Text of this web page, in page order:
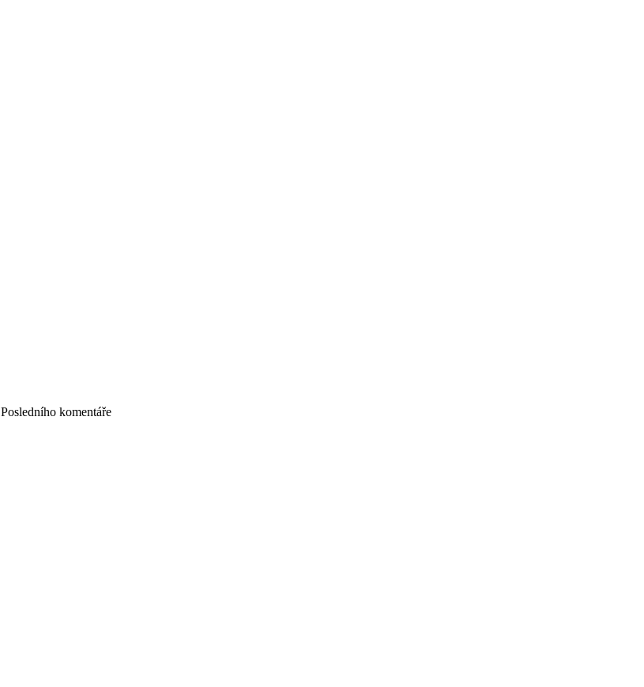
Posledního komentáře